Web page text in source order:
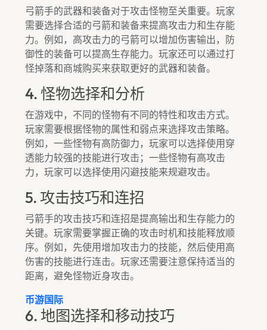
弓箭手的武器和装备对于攻击怪物至关重要。玩家
需要选择合适的弓箭和装备来提高攻击力和生存能
力。例如，高攻击力的弓箭可以增加伤害输出，防
御性的装备可以提高生存能力。玩家还可以通过打
怪掉落和商城购买来获取更好的武器和装备。
4. 怪物选择和分析
在游戏中，不同的怪物有不同的特性和攻击方式。
玩家需要根据怪物的属性和弱点来选择攻击策略。
例如，一些怪物有高防御力，玩家可以选择使用穿
透能力较强的技能进行攻击；一些怪物有高攻击
力，玩家可以选择使用闪避技能来规避攻击。
5. 攻击技巧和连招
弓箭手的攻击技巧和连招是提高输出和生存能力的
关键。玩家需要掌握正确的攻击时机和技能释放顺
序。例如，先使用增加攻击力的技能，然后使用高
伤害的技能进行连击。玩家还需要注意保持适当的
距离，避免怪物近身攻击。
币游国际
6. 地图选择和移动技巧